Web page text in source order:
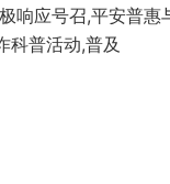
响应号召,平安普
科普活动,普及